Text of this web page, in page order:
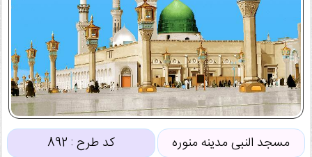
مسجد النبی مدینه منوره کد طرح : 892